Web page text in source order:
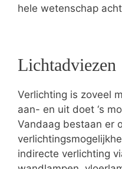
hele wetenschap
Lichtadviezen
Verlichting is zoveel
aan- en uit doet ‘s
Vandaag bestaan er
indirecte verlichting